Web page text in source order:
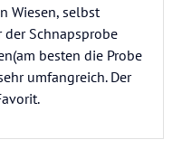
Wiesen, selbst
der Schnapsprobe
besten die Probe
umfangreich. Der